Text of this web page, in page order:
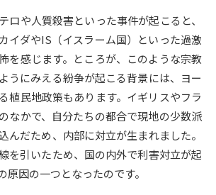
大学研究 大学検索
特徴を調べる
特集
国際・グローバルに強い大学特
集
ロや人質殺害といった事件が起こると、
イダやIS（イスラーム国）といった過激
を感じます。ところが、このような宗教
うにみえる紛争が起こる背景には、ヨー
植民地政策もあります。イギリスやフラ
なかで、自分たちの都合で現地の少数派
んだため、内部に対立が生まれました。
を引いたため、国の内外で利害対立が起
原因の一つとなったのです。